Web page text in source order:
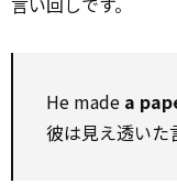
He made a
彼は見え透いた